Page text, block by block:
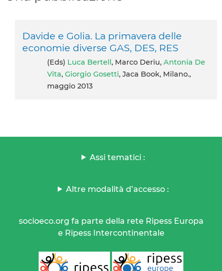
Davide e Golia. La primavera delle
economie diverse GAS, DES, RES
(eds) Luca Bertell, Marco Deriu, Antonia De
Vita, Giorgio Gosetti, Jaca Book, Milano.,
maggio 2013
Assi tematici :
Altre modalità d’accesso :
socioeco.org fa parte della rete Ripess Europa
e Ripess Intercontinentale